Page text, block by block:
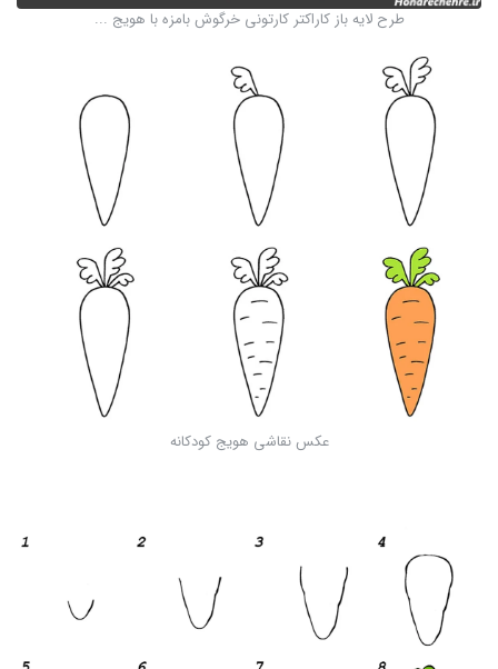
طرح لایه باز کاراکتر کارتونی خرگوش بامزه با هویج ...
عکس نقاشی هویج کودکانه